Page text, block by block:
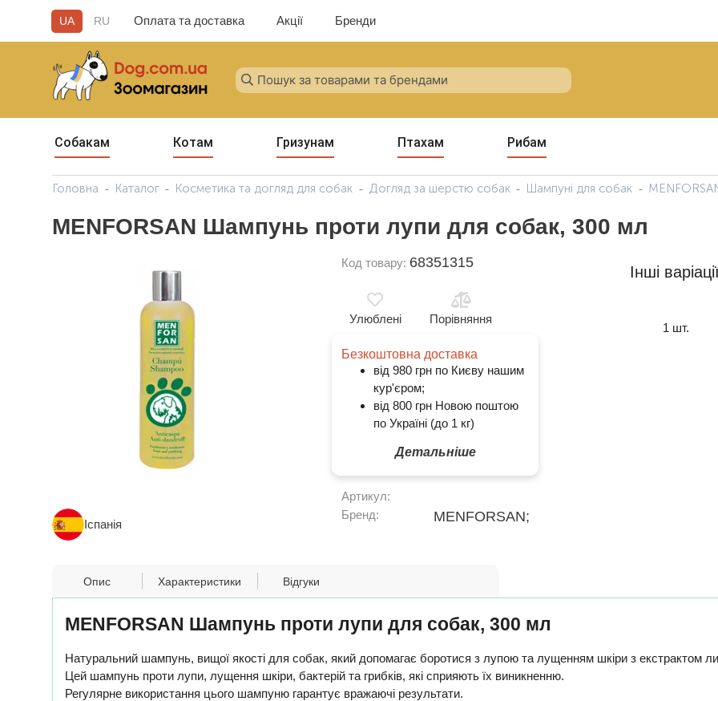
UA RU Оплата та доставка Акції Бренди
Собакам Котам Гризунам Птахам Рибам
Головна Каталог Косметика та догляд для собак Догляд за шерстю собак Шампуні для собак
MENFORSAN Шампунь проти лупи для собак, 300 мл
Іспанія
Код товару: 68351315
Улюблені Порівняння
Безкоштовна доставка
від 980 грн по Києву нашим
кур'єром;
від 800 грн Новою поштою
по Україні (до 1 кг)
Детальніше
Артикул:
Бренд:
MENFORSAN;
Інші
1 шт.
Опис Характеристики Відгуки
MENFORSAN Шампунь проти лупи для собак, 300 мл
Натуральний шампунь, вищої якості для собак, який допомагає боротися з лупою та лущенням шкіри з екстрактом
Цей шампунь проти лупи, лущення шкіри, бактерій та грибків, які сприяють їх виникненню.
Регулярне використання цього шампуню гарантує вражаючі результати.